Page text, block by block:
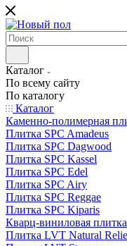
Каталог
По всему сайту
По каталогу
Каталог
Каменно-полимерная
Плитка SPC Amadeus
Плитка SPC Dagwood
Плитка SPC Kassel
Плитка SPC Edel
Плитка SPC Airy
Плитка SPC Reggae
Плитка SPC Kiparis
Кварц-виниловая
Плитка LVT Natural